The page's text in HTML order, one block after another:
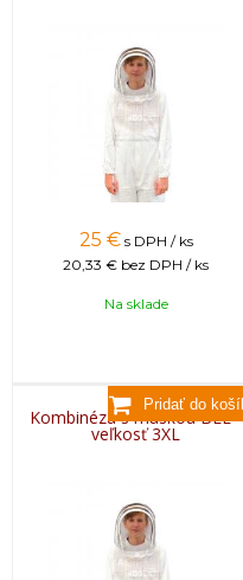
25 € s DPH / ks
20,33 € bez DPH / ks
Na sklade
Kombinéza s maskou BEE -
veľkosť 3XL